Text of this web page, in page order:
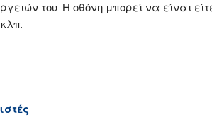
του. Η οθόνη μπορεί να είναι